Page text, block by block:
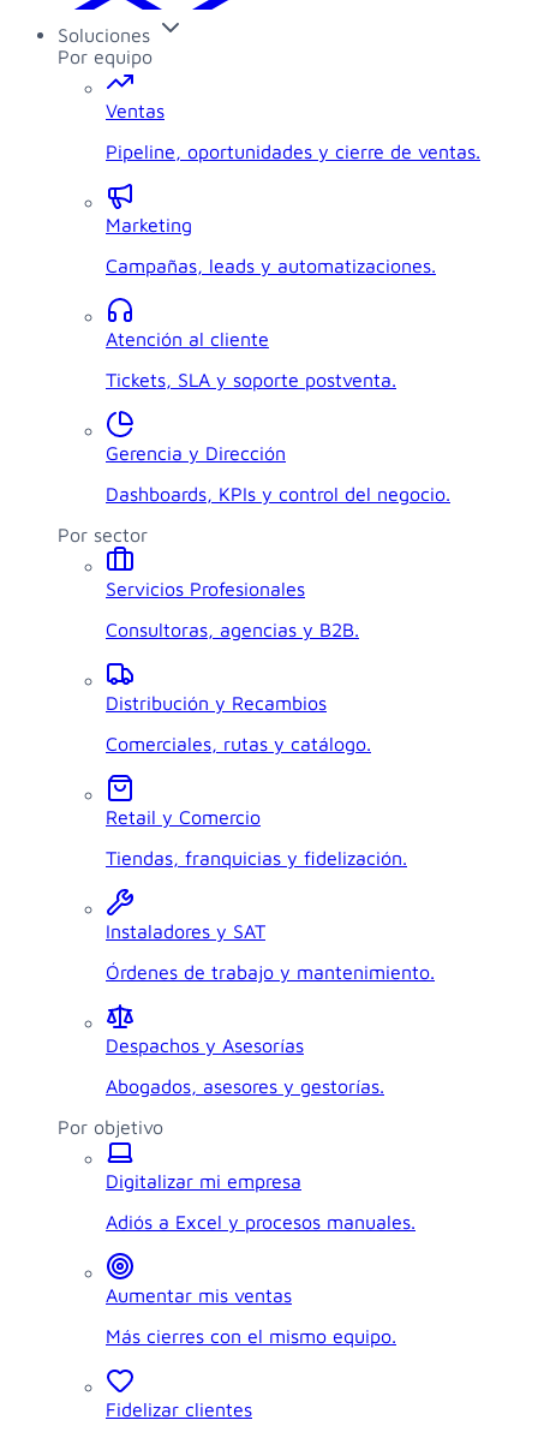
Soluciones
Por equipo
Ventas
Pipeline, oportunidades y cierre de ventas.
Marketing
Campañas, leads y automatizaciones.
Atención al cliente
Tickets, SLA y soporte postventa.
Gerencia y Dirección
Dashboards, KPIs y control del negocio.
Por sector
Servicios Profesionales
Consultoras, agencias y B2B.
Distribución y Recambios
Comerciales, rutas y catálogo.
Retail y Comercio
Tiendas, franquicias y fidelización.
Instaladores y SAT
Órdenes de trabajo y mantenimiento.
Despachos y Asesorías
Abogados, asesores y gestorías.
Por objetivo
Digitalizar mi empresa
Adiós a Excel y procesos manuales.
Aumentar mis ventas
Más cierres con el mismo equipo.
Fidelizar clientes